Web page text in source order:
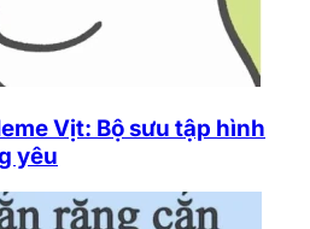
Vịt: Bộ sưu tập hình
yêu